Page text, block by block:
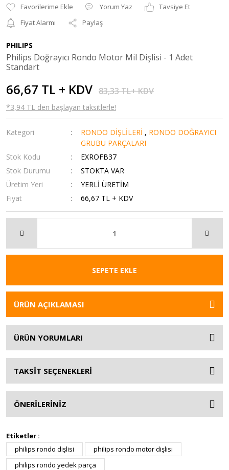
Yorum Yaz
Tavsiye Et
Fiyat Alarmı
Paylaş
PHILIPS
Philips Doğrayıcı Rondo Motor Mil Dişlisi - 1 Adet
Standart
66,67 TL + KDV 83,33 TL+ KDV
*3,94 TL den başlayan taksitlerle!
Kategori RONDO DİŞLİLERİ , RONDO DOĞRAYICI
GRUBU PARÇALARI
Stok Kodu
EXROFB37
Stok Durumu
STOKTA VAR
Üretim Yeri
YERLİ ÜRETİM
Fiyat
66,67 TL + KDV
SEPETE EKLE
ÜRÜN AÇIKLAMASI
ÜRÜN YORUMLARI
TAKSİT SEÇENEKLERİ
ÖNERİLERİNİZ
Etiketler :
philips rondo dişlisi
philips rondo motor dişlisi
philips rondo yedek parça